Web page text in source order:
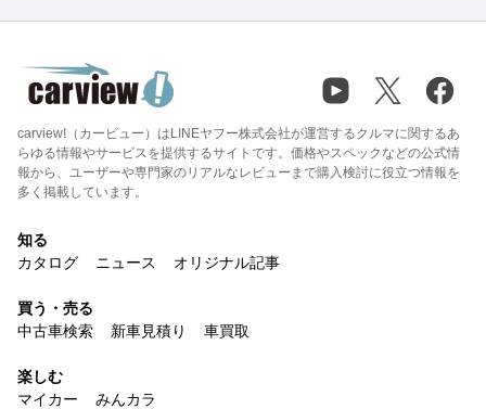
carview!（カービュー）はLINEヤフー株式会社が運営するクルマに関するあ
らゆる情報やサービスを提供するサイトです。価格やスペックなどの公式情
報から、ユーザーや専門家のリアルなレビューまで購入検討に役立つ情報を
多く掲載しています。
知る
カタログ
ニュース オリジナル記事
買う・売る
中古車検索
新車見積り 車買取
楽しむ
マイカー
みんカラ